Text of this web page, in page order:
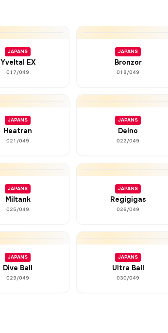
JAPANS
Yveltal EX
017/049
JAPANS
Bronzor
018/049
JAPANS
Heatran
021/049
JAPANS
Deino
022/049
JAPANS
Miltank
025/049
JAPANS
Regigigas
026/049
JAPANS
Dive Ball
029/049
JAPANS
Ultra Ball
030/049